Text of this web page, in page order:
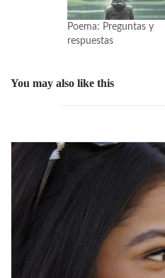
Poema: Preguntas y
respuestas
You may also like this